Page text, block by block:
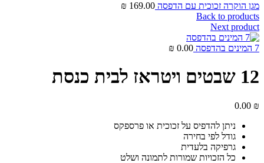
מגן הוקרה זכוכית עם הדפסה 169.00
₪
Back to products
Next product
7 המינים בהדפסה 0.00
₪
12 שבטים ויטראז לבית כנסת
0.00 ₪
ניתן להדפיס על זכוכית או פרספקס
גודל לפי בחירה
גרפיקה בלעדית
כל הזכויות שמורות לתמונה ושלט